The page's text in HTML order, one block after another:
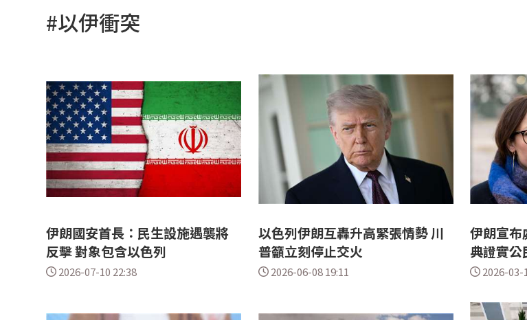
#以伊衝突
伊朗國安首長：民生設施遇襲將
反擊 對象包含以色列
2026-07-10 22:38
以色列伊朗互轟升高緊張情勢 川
普籲立刻停止交火
2026-06-08 19:11
伊朗宣
典證實公
2026-03-